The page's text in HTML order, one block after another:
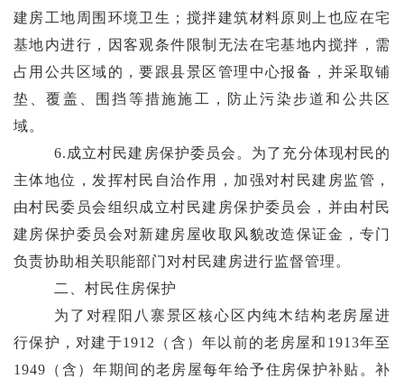
建房工地周围环境卫生 ； 搅拌建筑材料原则上也应在宅
基地内进行，因客观条件限制无法在宅基地内搅拌，需
占用公共区域的，要跟县景区管理中心报备，并采取铺
垫、覆盖、围挡等措施施工，防止污染步道和公共区
域。
6.成立村民建房保护委员会。 为了 充分体现村民的
主体地位，发挥村民自治作用， 加强对村民建房监管，
由村民委员会组织 成立村民建房保护委员会，并由村民
建房保护委员会对新建房屋收取风貌改造保证金， 专门
负责协助相关职能部门对村民建房进行监督管理。
二、 村民住房保护
为了对程阳八寨景区核心区内纯木结构老房屋进
行保护 ，对建于1912 （含）年 以前的老房屋和 191 3年至
1949 （含）年期间 的老房 屋每年给予住房保护补贴。补